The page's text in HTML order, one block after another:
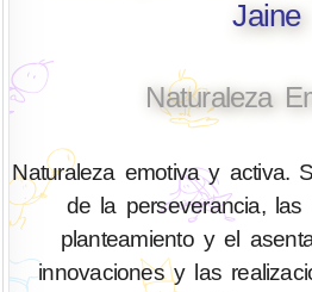
Jaine
Naturaleza
Naturaleza emotiva y activa.
de la perseverancia, las
planteamiento y el
innovaciones y las